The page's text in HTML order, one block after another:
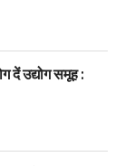
दें उद्योग समूह :